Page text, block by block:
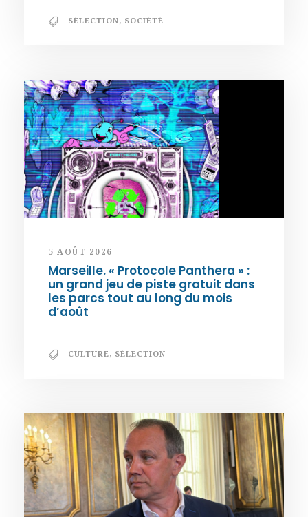
SÉLECTION, SOCIÉTÉ
5 AOÛT 2026
Marseille. « Protocole Panthera » :
un grand jeu de piste gratuit dans
les parcs tout au long du mois
d’août
CULTURE, SÉLECTION